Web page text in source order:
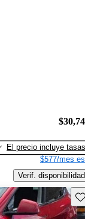
El precio incluye tasas
$577/mes
Verif. disponibilidad